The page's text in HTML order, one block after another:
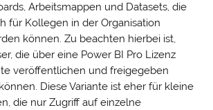
Arbeitsmappen und Datasets, die
für Kollegen in der Organisation
können. Zu beachten hierbei ist,
die über eine Power BI Pro Lizenz
veröffentlichen und freigegeben
Diese Variante ist eher für kleine
die nur Zugriff auf einzelne